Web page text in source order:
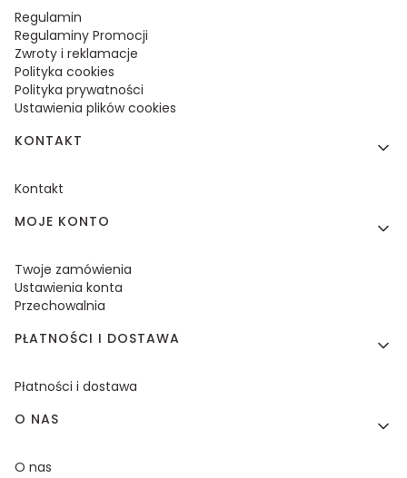
Regulamin
Regulaminy Promocji
Zwroty i reklamacje
Polityka cookies
Polityka prywatności
Ustawienia plików cookies
KONTAKT
Kontakt
MOJE KONTO
Twoje zamówienia
Ustawienia konta
Przechowalnia
PŁATNOŚCI I DOSTAWA
Płatności i dostawa
O NAS
O nas